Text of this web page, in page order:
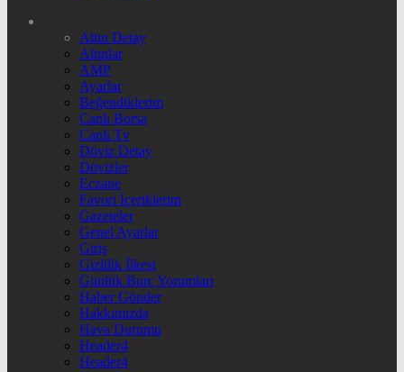
Altın Detay
Altınlar
AMP
Ayarlar
Beğendiklerim
Canlı Borsa
Canlı Tv
Döviz Detay
Dövizler
Eczane
Favori İçeriklerim
Gazeteler
Genel Ayarlar
Giriş
Gizlilik İlkesi
Günlük Burç Yorumları
Haber Gönder
Hakkımızda
Hava Durumu
Header4
Header4